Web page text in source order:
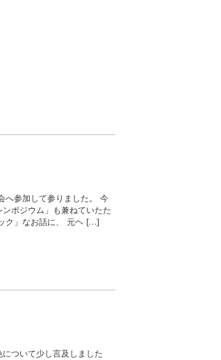
へ参加して参りました。 今
ポジウム」も兼ねていたた
ク」なお話に、 元ヘ […]
ついて少し言及しました